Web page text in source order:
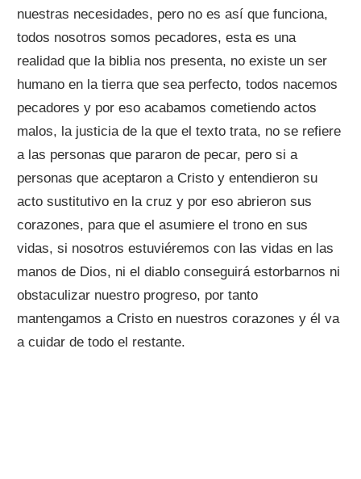
nuestras necesidades, pero no es así que funciona,
todos nosotros somos pecadores, esta es una
realidad que la biblia nos presenta, no existe un ser
humano en la tierra que sea perfecto, todos nacemos
pecadores y por eso acabamos cometiendo actos
malos, la justicia de la que el texto trata, no se refiere
a las personas que pararon de pecar, pero si a
personas que aceptaron a Cristo y entendieron su
acto sustitutivo en la cruz y por eso abrieron sus
corazones, para que el asumiere el trono en sus
vidas, si nosotros estuviéremos con las vidas en las
manos de Dios, ni el diablo conseguirá estorbarnos ni
obstaculizar nuestro progreso, por tanto
mantengamos a Cristo en nuestros corazones y él va
a cuidar de todo el restante.